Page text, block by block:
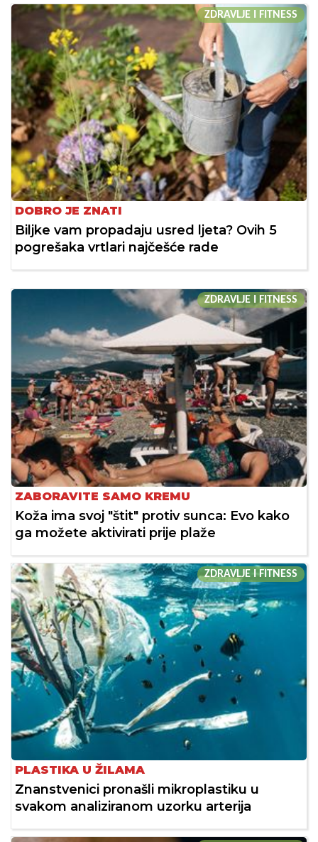
ZDRAVLJE I FITNESS
DOBRO JE ZNATI
Biljke vam propadaju usred ljeta? Ovih 5
pogrešaka vrtlari najčešće rade
ZDRAVLJE I FITNESS
ZABORAVITE SAMO KREMU
Koža ima svoj "štit" protiv sunca: Evo kako
ga možete aktivirati prije plaže
ZDRAVLJE I FITNESS
PLASTIKA U ŽILAMA
Znanstvenici pronašli mikroplastiku u
svakom analiziranom uzorku arterija